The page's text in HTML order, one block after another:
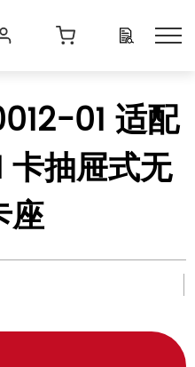
01 适配
卡抽屉式无
座